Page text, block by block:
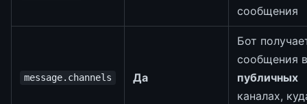
сообщения
message.channels Да
Бот
сообщения в
публичных
каналах,